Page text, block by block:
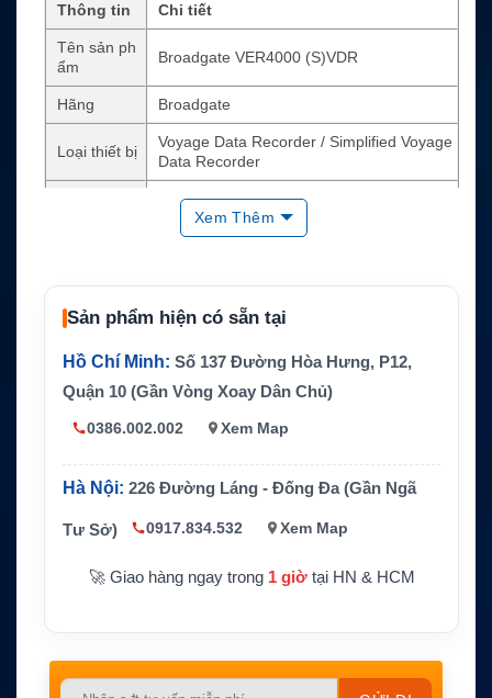
Thông tin Chi tiết
Tên sản ph
ẩm
Broadgate VER4000 (S)VDR
Hãng Broadgate
Loại thiết bị
Voyage Data Recorder / Simplified Voyage
Data Recorder
VER4000 VDR, VER4000-S S-VDR
Audio, radar, thời gian, vị trí, tốc độ, headi
rộng
m tùy cấu hình
Tiêu chuẩn
tham chiếu
IEC 61996-I / IEC 61996-II tùy phiên bản
ách, retrofit VDR/S-VDR
Cần kiểm tra đúng cấu hình, capsule, phầ
n mềm playback và module đi kèm
Xem Thêm
Sản phẩm hiện có sẵn tại
Hồ Chí Minh: Số 137 Đường Hòa Hưng, P12,
Quận 10 (Gần Vòng Xoay Dân Chủ)
0386.002.002 Xem Map
Hà Nội: 226 Đường Láng - Đống Đa (Gần Ngã
Tư Sở) 0917.834.532 Xem Map
🚀 Giao hàng ngay trong 1 giờtại HN & HCM
Please